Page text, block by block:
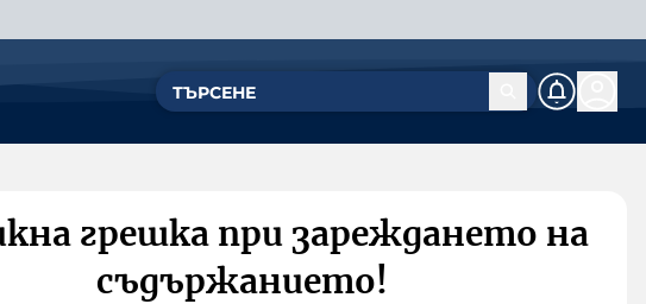
грешка при зареждането на
съдържанието!